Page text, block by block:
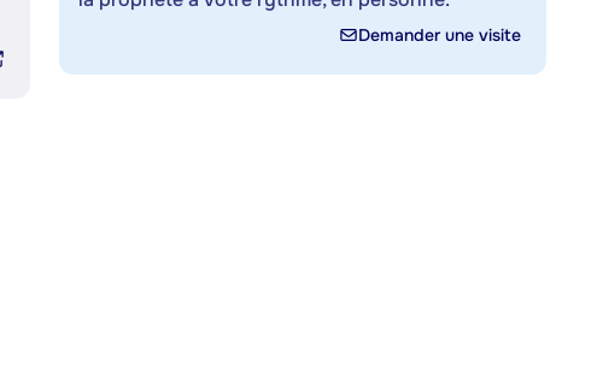
Demander une visite